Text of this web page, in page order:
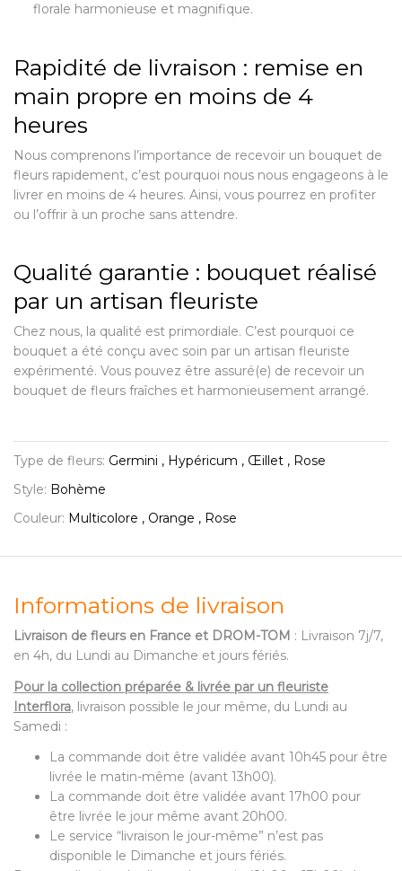
florale harmonieuse et magnifique.
Rapidité de livraison : remise en
main propre en moins de 4
heures
Nous comprenons l’importance de recevoir un bouquet de
fleurs rapidement, c’est pourquoi nous nous engageons à le
livrer en moins de 4 heures. Ainsi, vous pourrez en profiter
ou l’offrir à un proche sans attendre.
Qualité garantie : bouquet réalisé
par un artisan fleuriste
Chez nous, la qualité est primordiale. C’est pourquoi ce
bouquet a été conçu avec soin par un artisan fleuriste
expérimenté. Vous pouvez être assuré(e) de recevoir un
bouquet de fleurs fraîches et harmonieusement arrangé.
Type de fleurs: Germini , Hypéricum , Œillet , Rose
Style: Bohème
Couleur: Multicolore , Orange , Rose
Informations de livraison
Livraison de fleurs en France et DROM-TOM : Livraison 7j/7,
en 4h, du Lundi au Dimanche et jours fériés.
Pour la collection préparée & livrée par un fleuriste
Interflora, livraison possible le jour même, du Lundi au
Samedi :
La commande doit être validée avant 10h45 pour être
livrée le matin-même (avant 13h00).
La commande doit être validée avant 17h00 pour
être livrée le jour même avant 20h00.
Le service “livraison le jour-même” n’est pas
disponible le Dimanche et jours fériés.